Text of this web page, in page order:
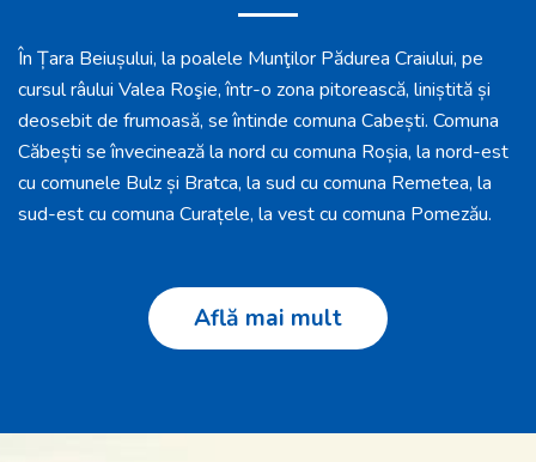
În Țara Beiușului, la poalele Munţilor Pădurea Craiului, pe
cursul râului Valea Roşie, într-o zona pitorească, liniștită și
deosebit de frumoasă, se întinde comuna Cabești. Comuna
Căbești se învecinează la nord cu comuna Roșia, la nord-est
cu comunele Bulz și Bratca, la sud cu comuna Remetea, la
sud-est cu comuna Curațele, la vest cu comuna Pomezău.
Află mai mult